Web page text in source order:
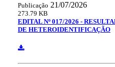
Publicação 21/07/2026
273.79 KB
EDITAL Nº 017/2026 -
DE HETEROIDENTIFICAÇÃO